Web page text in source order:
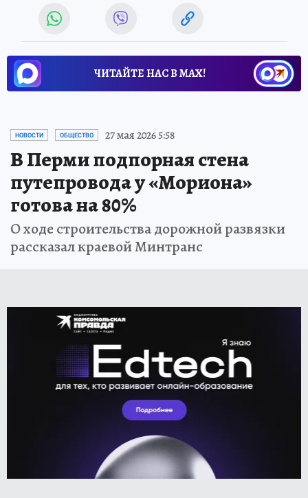
ЧИТАЙТЕ НАС В МАХ!
НОВОСТИ ОБЩЕСТВО 27 мая 2026 5:58
В Перми подпорная стена
путепровода у «Мориона»
готова на 80%
О ходе строительства дорожной развязки
рассказал краевой Минтранс